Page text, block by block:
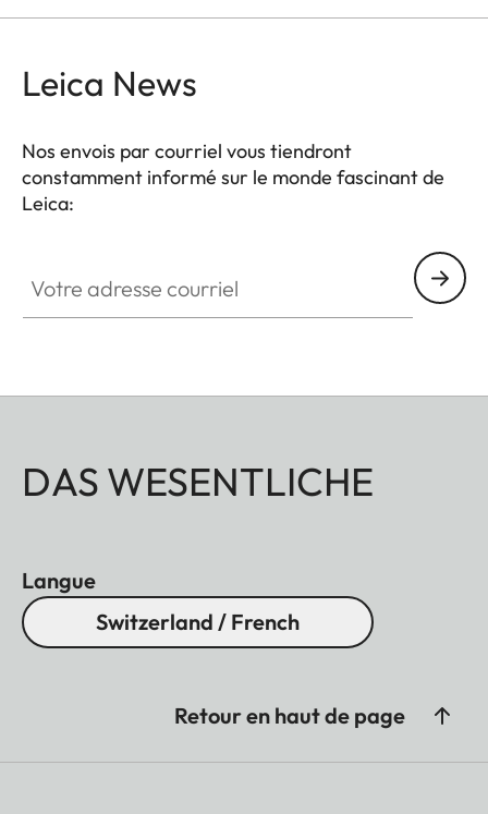
Leica News
Nos envois par courriel vous tiendront
constamment informé sur le monde fascinant de
Leica:
DAS WESENTLICHE
Langue
Switzerland / French
Retour en haut de page